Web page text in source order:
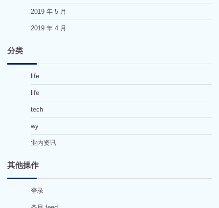
2019 年 5 月
2019 年 4 月
分类
life
life
tech
wy
业内资讯
其他操作
登录